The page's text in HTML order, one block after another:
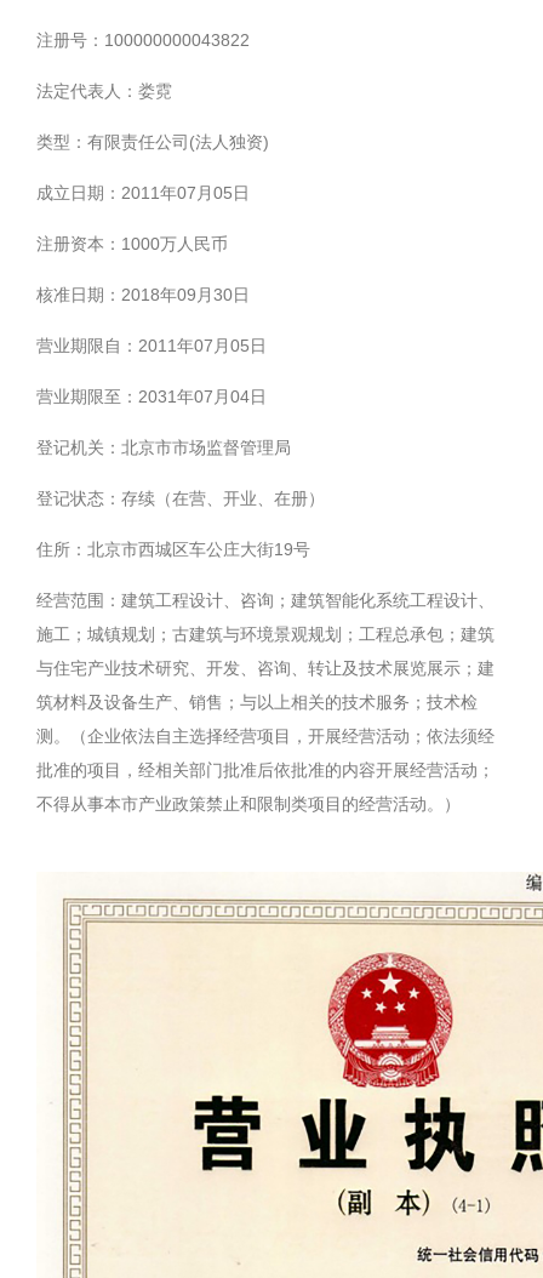
注册号：100000000043822
法定代表人：娄霓
类型：有限责任公司(法人独资)
成立日期：2011年07月05日
注册资本：1000万人民币
核准日期：2018年09月30日
营业期限自：2011年07月05日
营业期限至：2031年07月04日
登记机关：北京市市场监督管理局
登记状态：存续（在营、开业、在册）
住所：北京市西城区车公庄大街19号
经营范围：建筑工程设计、咨询；建筑智能化系统工程设计、
施工；城镇规划；古建筑与环境景观规划；工程总承包；建筑
与住宅产业技术研究、开发、咨询、转让及技术展览展示；建
筑材料及设备生产、销售；与以上相关的技术服务；技术检
测。（企业依法自主选择经营项目，开展经营活动；依法须经
批准的项目，经相关部门批准后依批准的内容开展经营活动；
不得从事本市产业政策禁止和限制类项目的经营活动。）